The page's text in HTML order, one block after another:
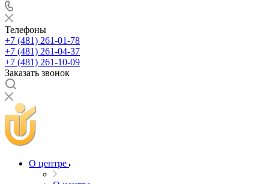
Телефоны
+7 (481) 261-01-78
+7 (481) 261-04-37
+7 (481) 261-10-09
Заказать звонок
О центре